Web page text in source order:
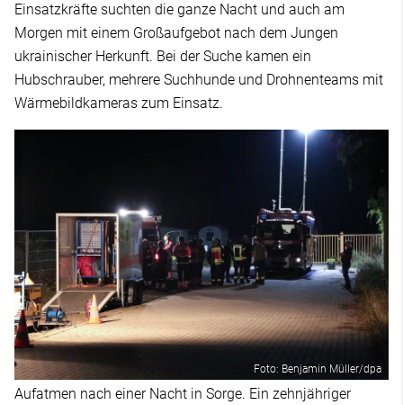
Einsatzkräfte suchten die ganze Nacht und auch am
Morgen mit einem Großaufgebot nach dem Jungen
ukrainischer Herkunft. Bei der Suche kamen ein
Hubschrauber, mehrere Suchhunde und Drohnenteams mit
Wärmebildkameras zum Einsatz.
Foto: Benjamin Müller/dpa
Aufatmen nach einer Nacht in Sorge. Ein zehnjähriger